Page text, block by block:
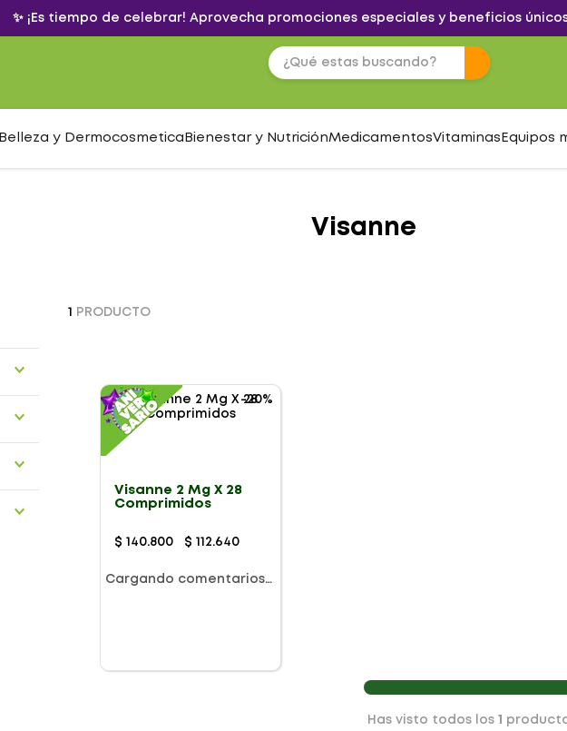
✨ ¡Es tiempo de celebrar! Aprovecha promociones especiales y beneficios
Belleza y Dermocosmetica Bienestar y NutriciónMedicamentosVitaminas Equipos
Visanne
1 PRODUCTO
-20%
Visanne 2 Mg X 28
Comprimidos
$ 140.800 $ 112.640
Cargando comentarios…
Has visto todos los 1